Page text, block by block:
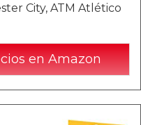
City, ATM Atlético
en Amazon